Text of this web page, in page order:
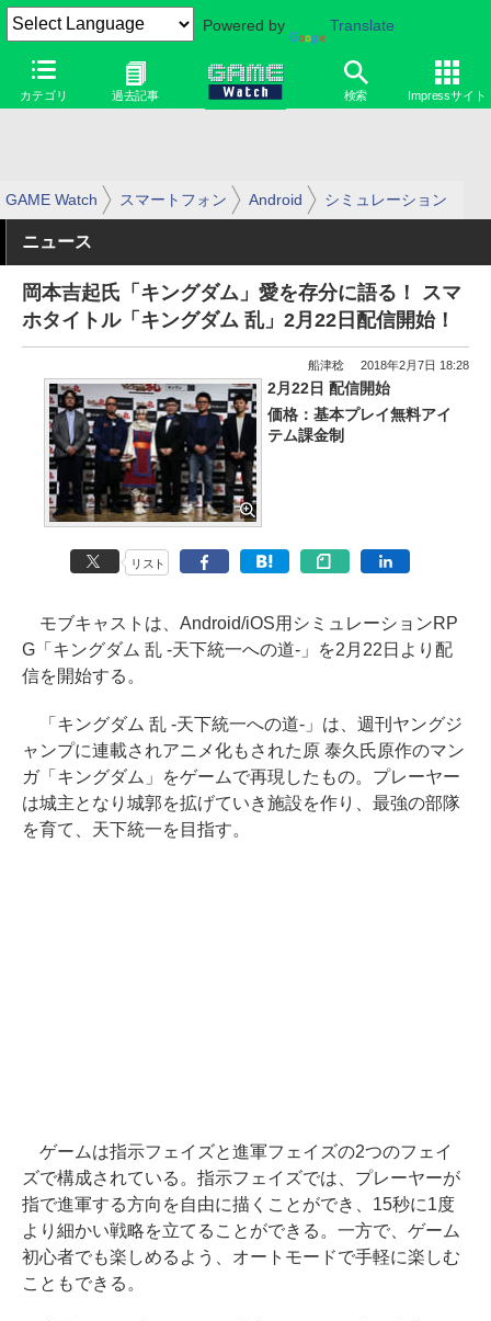
Powered by Translate
カテゴリ 過去記事 検索 Impressサイト
GAME Watch スマートフォン Android シミュレーション
ニュース
岡本吉起氏「キングダム」愛を存分に語る！ スマ
ホタイトル「キングダム 乱」2月22日配信開始！
船津稔 2018年2月7日 18:28
2月22日 配信開始
価格：基本プレイ無料アイ
テム課金制
リスト
モブキャストは、Android/iOS用シミュレーションRP
G「キングダム 乱 -天下統一への道-」を2月22日より配
信を開始する。
「キングダム 乱 -天下統一への道-」は、週刊ヤングジ
ャンプに連載されアニメ化もされた原 泰久氏原作のマン
ガ「キングダム」をゲームで再現したもの。プレーヤー
は城主となり城郭を拡げていき施設を作り、最強の部隊
を育て、天下統一を目指す。
ゲームは指示フェイズと進軍フェイズの2つのフェイ
ズで構成されている。指示フェイズでは、プレーヤーが
指で進軍する方向を自由に描くことができ、15秒に1度
より細かい戦略を立てることができる。一方で、ゲーム
初心者でも楽しめるよう、オートモードで手軽に楽しむ
こともできる。